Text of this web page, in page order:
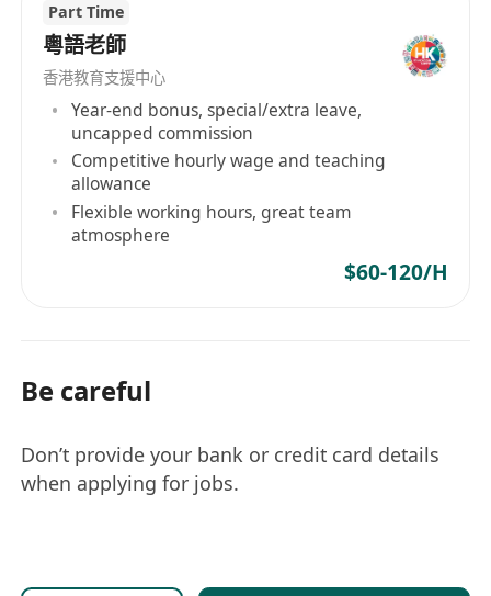
Part Time
粵語老師
香港教育支援中心
Year-end bonus, special/extra leave,
uncapped commission
Competitive hourly wage and teaching
allowance
Flexible working hours, great team
atmosphere
$60-120/H
Be careful
Don’t provide your bank or credit card details
when applying for jobs.